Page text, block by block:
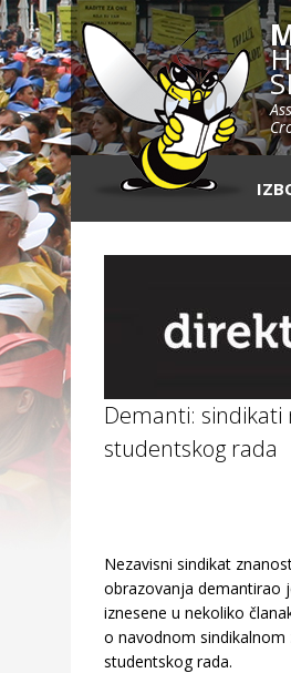
Demanti: sindikati
studentskog rada
Nezavisni sindikat
obrazovanja demantirao
iznesene u nekoliko
o navodnom sindikalnom
studentskog rada.